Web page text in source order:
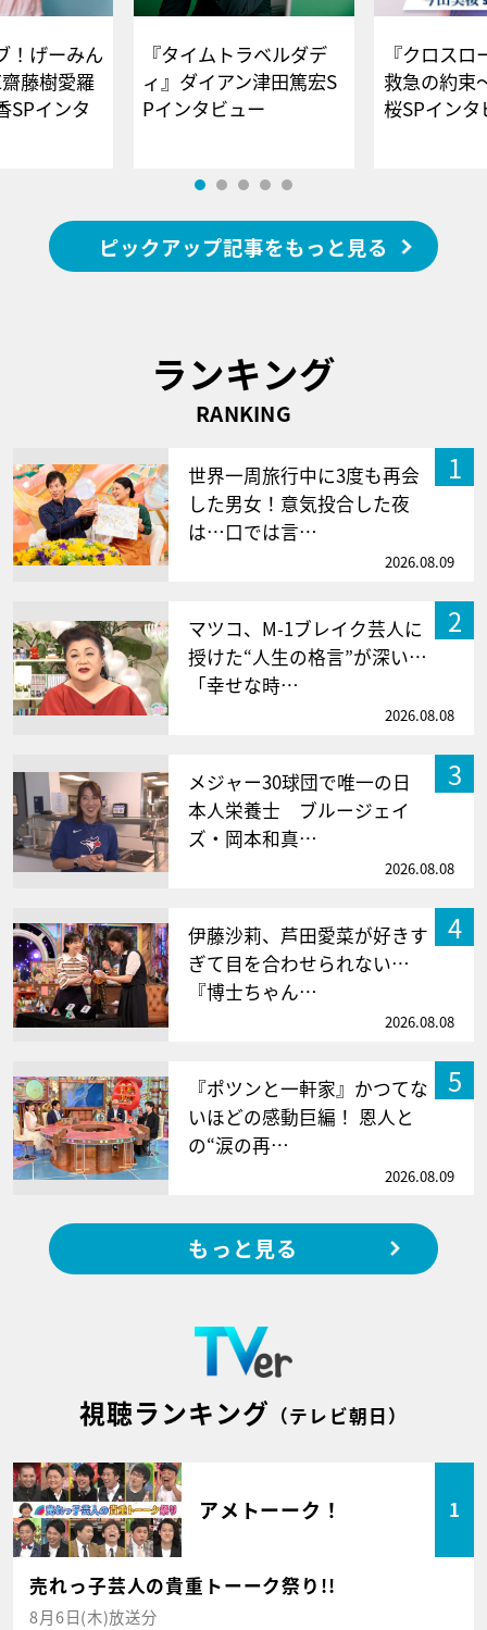
！げーみん
藤樹愛羅
SPインタ
『タイムトラベルダデ
ィ』ダイアン津田篤宏S
Pインタビュー
『クロス
救急の約束
桜SPイ
ピックアップ記事をもっと見る
ランキング
RANKING
1
世界一周旅行中に3度も再会
した男女！意気投合した夜
は…口では言…
2026.08.09
2
マツコ、M-1ブレイク芸人に
授けた“人生の格言”が深い…
「幸せな時…
2026.08.08
3
メジャー30球団で唯一の日
本人栄養士 ブルージェイ
ズ・岡本和真…
2026.08.08
4
伊藤沙莉、芦田愛菜が好きす
ぎて目を合わせられない…
『博士ちゃん…
2026.08.08
5
『ポツンと一軒家』かつてな
いほどの感動巨編！ 恩人と
の“涙の再…
2026.08.09
もっと見る
視聴ランキング （テレビ朝日）
アメトーーク！ 1
売れっ子芸人の貴重トーーク祭り!!
8月6日(木)放送分